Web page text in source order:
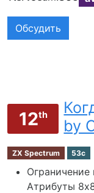
Обсудить
12th
by
ZX Spectrum 53c
Атрибуты